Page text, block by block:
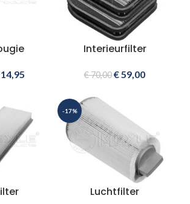
14,95
Interieurfilter
€70,00€59,00
-17%
Luchtfilter